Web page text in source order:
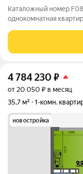
Каталожный номер F083105 НЕ ФЕЙК. Продается
однокомнатная
двор. Квартира
благоустроенный, во
4 784 230 ₽
от 20 050 ₽ в месяц
35,7 м²
1-комн.
новостройка